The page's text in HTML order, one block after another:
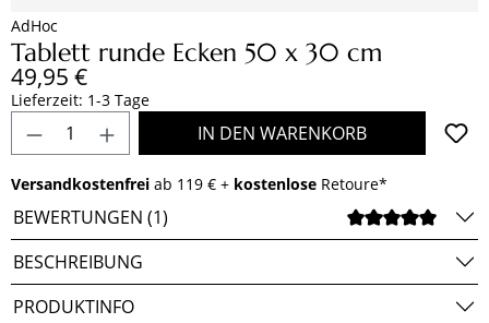
AdHoc
Tablett runde Ecken 50 x 30 cm
Regulärer Preis:
49,95 €
Lieferzeit: 1-3 Tage
Produkt Anzahl: Gib den gewünschten
IN DEN WARENKORB
Versandkostenfrei ab 119 € + kostenlose Retoure*
BEWERTUNGEN (1)
BESCHREIBUNG
PRODUKTINFO